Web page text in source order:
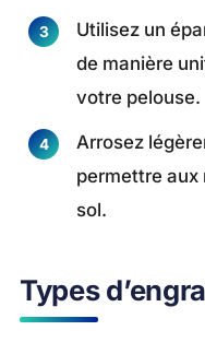
Utilisez un
de manière
votre pelouse.
Arrosez
permettre aux
sol.
Types